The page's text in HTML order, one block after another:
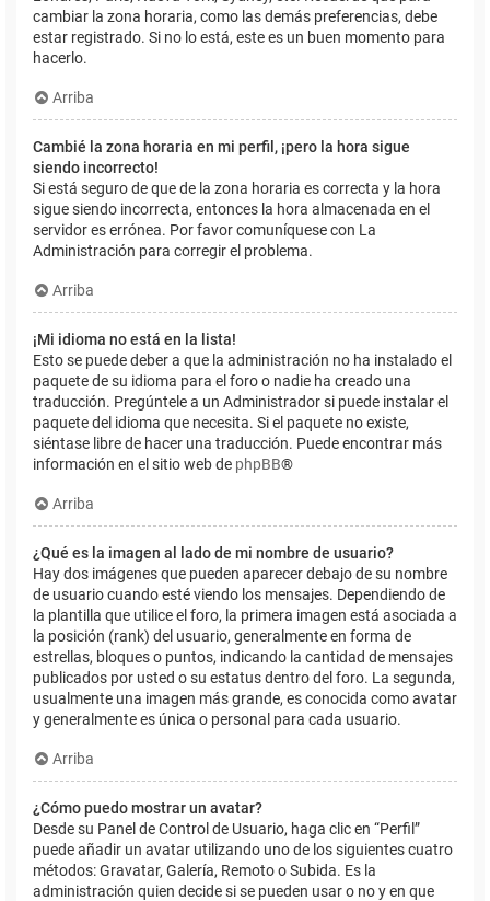
cambiar la zona horaria, como las demás preferencias, debe
estar registrado. Si no lo está, este es un buen momento para
hacerlo.
Arriba
Cambié la zona horaria en mi perfil, ¡pero la hora sigue
siendo incorrecto!
Si está seguro de que de la zona horaria es correcta y la hora
sigue siendo incorrecta, entonces la hora almacenada en el
servidor es errónea. Por favor comuníquese con La
Administración para corregir el problema.
Arriba
¡Mi idioma no está en la lista!
Esto se puede deber a que la administración no ha instalado el
paquete de su idioma para el foro o nadie ha creado una
traducción. Pregúntele a un Administrador si puede instalar el
paquete del idioma que necesita. Si el paquete no existe,
siéntase libre de hacer una traducción. Puede encontrar más
información en el sitio web de phpBB®
Arriba
¿Qué es la imagen al lado de mi nombre de usuario?
Hay dos imágenes que pueden aparecer debajo de su nombre
de usuario cuando esté viendo los mensajes. Dependiendo de
la plantilla que utilice el foro, la primera imagen está asociada a
la posición (rank) del usuario, generalmente en forma de
estrellas, bloques o puntos, indicando la cantidad de mensajes
publicados por usted o su estatus dentro del foro. La segunda,
usualmente una imagen más grande, es conocida como avatar
y generalmente es única o personal para cada usuario.
Arriba
¿Cómo puedo mostrar un avatar?
Desde su Panel de Control de Usuario, haga clic en “Perfil”
puede añadir un avatar utilizando uno de los siguientes cuatro
métodos: Gravatar, Galería, Remoto o Subida. Es la
administración quien decide si se pueden usar o no y en que